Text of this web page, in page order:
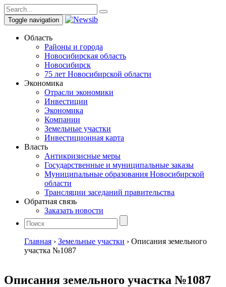
Toggle navigation
Область
Районы и города
Новосибирская область
Новосибирск
75 лет Новосибирской области
Экономика
Отрасли экономики
Инвестиции
Экономика
Компании
Земельные участки
Инвестиционная карта
Власть
Антикризисные меры
Государственные и муниципальные заказы
Муниципальные образования Новосибирской
области
Трансляции заседаний правительства
Обратная связь
Заказать новости
Главная › Земельные участки › Описания земельного
участка №1087
Описания земельного участка №1087